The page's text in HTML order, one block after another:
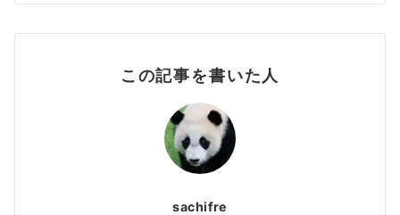
この記事を書いた人
sachifre